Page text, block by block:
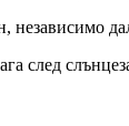
независимо
след